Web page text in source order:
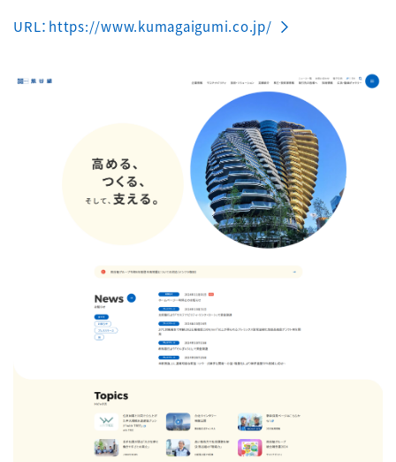
URL：https://www.kumagaigumi.co.jp/